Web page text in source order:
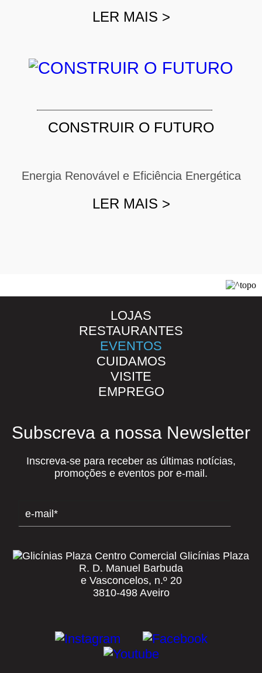
LER MAIS >
CONSTRUIR O FUTURO
Energia Renovável e Eficiência Energética
LER MAIS >
LOJAS
RESTAURANTES
EVENTOS
CUIDAMOS
VISITE
EMPREGO
Subscreva a nossa Newsletter
Inscreva-se para receber as últimas notícias,
promoções e eventos por e-mail.
Centro Comercial Glicínias Plaza
R. D. Manuel Barbuda
e Vasconcelos, n.º 20
3810-498 Aveiro